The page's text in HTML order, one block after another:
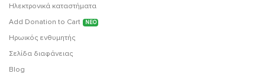
Ηλεκτρονικά καταστήματα
Add Donation to Cart
ΝΕΟ
Ηρωικός ενθυμητής
Σελίδα διαφάνειας
Blog